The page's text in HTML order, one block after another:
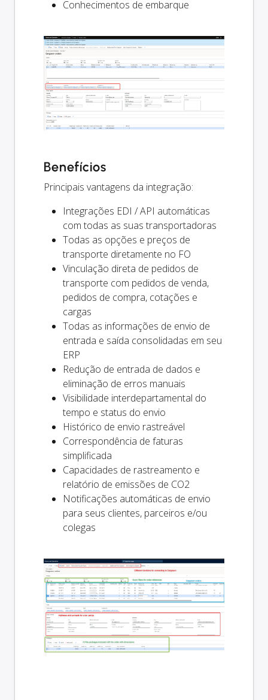
Conhecimentos de embarque
Benefícios
Principais vantagens da integração:
Integrações EDI / API automáticas
com todas as suas transportadoras
Todas as opções e preços de
transporte diretamente no FO
Vinculação direta de pedidos de
transporte com pedidos de venda,
pedidos de compra, cotações e
cargas
Todas as informações de envio de
entrada e saída consolidadas em seu
ERP
Redução de entrada de dados e
eliminação de erros manuais
Visibilidade interdepartamental do
tempo e status do envio
Histórico de envio rastreável
Correspondência de faturas
simplificada
Capacidades de rastreamento e
relatório de emissões de CO2
Notificações automáticas de envio
para seus clientes, parceiros e/ou
colegas